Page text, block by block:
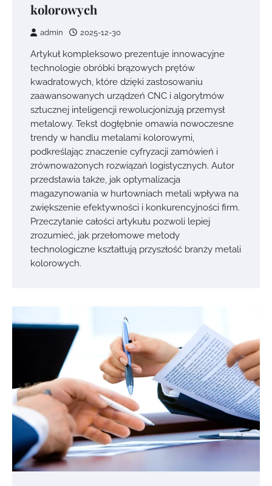
kolorowych
admin 2025-12-30
Artykuł kompleksowo prezentuje innowacyjne
technologie obróbki brązowych prętów
kwadratowych, które dzięki zastosowaniu
zaawansowanych urządzeń CNC i algorytmów
sztucznej inteligencji rewolucjonizują przemysł
metalowy. Tekst dogłębnie omawia nowoczesne
trendy w handlu metalami kolorowymi,
podkreślając znaczenie cyfryzacji zamówień i
zrównoważonych rozwiązań logistycznych. Autor
przedstawia także, jak optymalizacja
magazynowania w hurtowniach metali wpływa na
zwiększenie efektywności i konkurencyjności firm.
Przeczytanie całości artykułu pozwoli lepiej
zrozumieć, jak przełomowe metody
technologiczne kształtują przyszłość branży metali
kolorowych.